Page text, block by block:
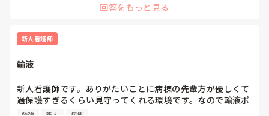
がプリセプターなのか知りませんでした。知ったきっかけ
接伝えてもらえなかったこともあり、その頃からずっと距離
を感じています。
また、人見知りな性格もあって、研修で学んだ看護技術を練
思ってしまい、なかなか声をかけることができません。その
点については、自分自身でも改善しなければいけないと思っ
ています。
のことを聞いたりしています。
プリセプターの役割は、パンダコパンダさんのイメージどおり
です。ただ、勤務的にプリセプターと同じ日をしょっちゅう作
すが、みんなで１年生を教えるみたいなかんじです。
ターを窓口にしている感じです。
プリセプターが自分の役割を分かっていないのか、自分がプリ
セプターになっていること自体分かっていないのかもしれませ
回答をもっと見る
新人看護師
輸液
新人看護師です。ありがたいことに病棟の先輩方が優しくて
過保護すぎるくらい見守ってくれる環境です。なので輸液ポ
ンプも最近になってするようになりました。500mlを8時間